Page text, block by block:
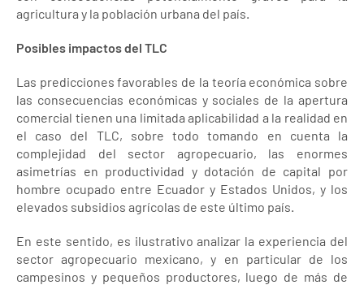
agricultura y la población urbana del país.
Posibles impactos del TLC
Las predicciones favorables de la teoría económica sobre
las consecuencias económicas y sociales de la apertura
comercial tienen una limitada aplicabilidad a la realidad en
el caso del TLC, sobre todo tomando en cuenta la
complejidad del sector agropecuario, las enormes
asimetrías en productividad y dotación de capital por
hombre ocupado entre Ecuador y Estados Unidos, y los
elevados subsidios agrícolas de este último país.
En este sentido, es ilustrativo analizar la experiencia del
sector agropecuario mexicano, y en particular de los
campesinos y pequeños productores, luego de más de